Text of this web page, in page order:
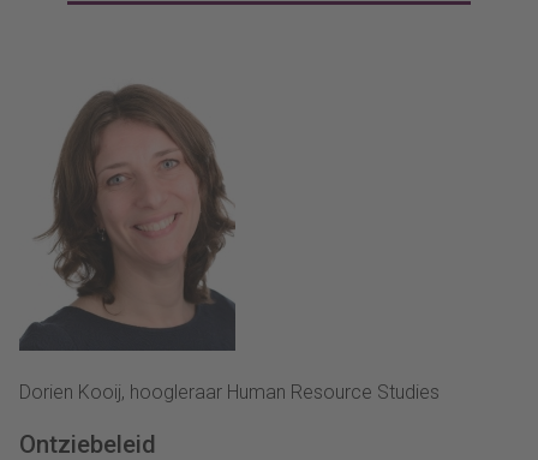
Dorien Kooij, hoogleraar Human Resource Studies
Ontziebeleid